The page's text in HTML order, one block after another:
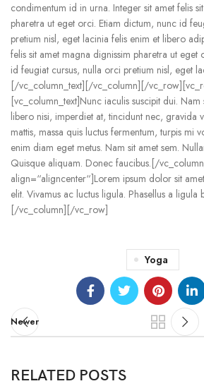
condimentum id in urna. Integer sit amet felis
pharetra ut eget orci. Etiam dictum, nunc id
pretium nisl, eget lacinia felis enim et libero
felis sit amet magna dignissim pharetra ut eget
id feugiat cursus, nulla orci pretium nisl, eget
[/vc_column_text][/vc_column][/
[vc_column_text]Nunc iaculis suscipit dui.
libero nisi, imperdiet at, tincidunt nec, gravida
mattis, massa quis luctus fermentum, turpis mi
enim diam eget metus. Nam sit amet sem.
Quisque aliquam. Donec faucibus.[/
align=“aligncenter“]Lorem ipsum dolor sit
elit. Vivamus ac luctus ligula. Phasellus a
[/vc_column][/vc_row]
Yoga
Newer
RELATED POSTS